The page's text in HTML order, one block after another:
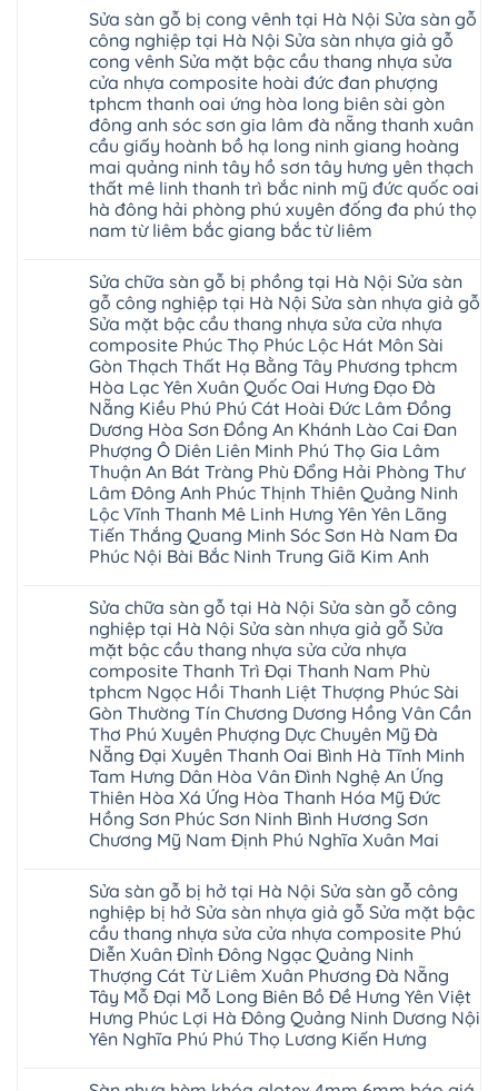
4mm
6mm
8mm
10mm
12mm
tại
nhà
Ziccos
Flortex
Wilson
black
Hobi
wood
Glotex
Kosmos
Hobi
wood
đế
cao
su
IXPE
Hưng
Yên
Sài
Gòn
Ân
Thi
Hoàng
Mai
Mỹ
Hào
Tiên
Lữ
Từ
Liêm
Phù
Cừ
Thanh
Xuân
Kim
Động
Văn
Giang
Cầu
Giấy
Văn
Lâm
tphcm
Khoái
Châu
sửa
chữa
Sửa
sàn
nhựa
giả
gỗ
hèm
khóa
giá
rẻ
4mm
6mm
8mm
10mm
12mm
chịu
nhà
hà
nội
Ziccos
Flortex
Wilson
black
Hobi
wood
Glotex
Kosmos
Hobi
wood
Charm
wood
đế
cao
su
IXPE
Phú
Trì
Thanh
Xuân
Đoan
Hùng
Thanh
Ba
Cầu
Giấy
Hạ
Hòa
Cẩm
Khê
Tây
Hồ
Yên
Lập
Thanh
Ninh
hưng
yên
Lâm
Thao
Tam
Nông
hải
phòng
Thanh
Thủy
Tân
bình
luận
ở
Sửa
sàn
gỗ
bị
ngấm
nước
tại
Hà
Nội
Sửa
sàn
công
Hà
Nội
Sửa
sàn
giả
gỗ
cong
vênh
Sửa
mặt
bậc
cầu
thang
nhựa
sửa
cửa
nhựa
composite
tpHCM
Hoài
Đức
Bình
Dương
Thủ
Đức
Thanh
Xuân
Thái
Nguyên
Phú
Thọ
Bắc
Giang
Long
Biên
Hải
Dương
Bắc
Ninh
Gia
Lâm
Hà
Nam
Hà
Nội
Hưng
Yên
Đông
Anh
Sửa sàn gỗ bị cong vênh tại Hà Nội Sửa sàn gỗ
công nghiệp tại Hà Nội Sửa sàn nhựa giả gỗ
cong vênh Sửa mặt bậc cầu thang nhựa sửa
cửa nhựa composite hoài đức đan phượng
tphcm thanh oai ứng hòa long biên sài gòn
đông anh sóc sơn gia lâm đà nẵng thanh xuân
cầu giấy hoành bồ hạ long ninh giang hoàng
mai quảng ninh tây hồ sơn tây hưng yên thạch
thất mê linh thanh trì bắc ninh mỹ đức quốc oai
hà đông hải phòng phú xuyên đống đa phú thọ
nam từ liêm bắc giang bắc từ liêm
bình
luận
ở
Sửa
sàn
gỗ
bị
cong
vênh
tại
Hà
Nội
Sửa
sàn
gỗ
công
nghiệp
tại
Hà
Nội
nhựa
giả
gỗ
cong
vênh
Sửa
mặt
bậc
cầu
thang
nhựa
sửa
cửa
nhựa
composite
hoài
đức
đan
thanh
oai
ứng
hòa
long
biên
sài
gòn
đông
anh
sóc
sơn
Sửa chữa sàn gỗ bị phồng tại Hà Nội Sửa sàn
gỗ công nghiệp tại Hà Nội Sửa sàn nhựa giả gỗ
Sửa mặt bậc cầu thang nhựa sửa cửa nhựa
composite Phúc Thọ Phúc Lộc Hát Môn Sài
Gòn Thạch Thất Hạ Bằng Tây Phương tphcm
Hòa Lạc Yên Xuân Quốc Oai Hưng Đạo Đà
Nẵng Kiều Phú Phú Cát Hoài Đức Lâm Đồng
Dương Hòa Sơn Đồng An Khánh Lào Cai Đan
Phượng Ô Diên Liên Minh Phú Thọ Gia Lâm
Thuận An Bát Tràng Phù Đổng Hải Phòng Thư
Lâm Đông Anh Phúc Thịnh Thiên Quảng Ninh
Lộc Vĩnh Thanh Mê Linh Hưng Yên Yên Lãng
Tiến Thắng Quang Minh Sóc Sơn Hà Nam Đa
Phúc Nội Bài Bắc Ninh Trung Giã Kim Anh
bình
luận
ở
Sửa
chữa
sàn
gỗ
bị
phồng
tại
Hà
Nội
Sửa
sàn
gỗ
công
nghiệp
Nội
Sửa
sàn
nhựa
giả
gỗ
Sửa
mặt
bậc
cầu
thang
nhựa
nhựa
Sửa chữa sàn gỗ tại Hà Nội Sửa sàn gỗ công
nghiệp tại Hà Nội Sửa sàn nhựa giả gỗ Sửa
mặt bậc cầu thang nhựa sửa cửa nhựa
composite Thanh Trì Đại Thanh Nam Phù
tphcm Ngọc Hồi Thanh Liệt Thượng Phúc Sài
Gòn Thường Tín Chương Dương Hồng Vân Cần
Thơ Phú Xuyên Phượng Dực Chuyên Mỹ Đà
Nẵng Đại Xuyên Thanh Oai Bình Hà Tĩnh Minh
Tam Hưng Dân Hòa Vân Đình Nghệ An Ứng
Thiên Hòa Xá Ứng Hòa Thanh Hóa Mỹ Đức
Hồng Sơn Phúc Sơn Ninh Bình Hương Sơn
Chương Mỹ Nam Định Phú Nghĩa Xuân Mai
bình
luận
ở
Sửa
chữa
sàn
gỗ
tại
Hà
Nội
Sửa
sàn
Sửa sàn gỗ bị hở tại Hà Nội Sửa sàn gỗ công
nghiệp bị hở Sửa sàn nhựa giả gỗ Sửa mặt bậc
cầu thang nhựa sửa cửa nhựa composite Phú
Diễn Xuân Đỉnh Đông Ngạc Quảng Ninh
Thượng Cát Từ Liêm Xuân Phương Đà Nẵng
Tây Mỗ Đại Mỗ Long Biên Bồ Đề Hưng Yên Việt
Hưng Phúc Lợi Hà Đông Quảng Ninh Dương Nội
Yên Nghĩa Phú Phú Thọ Lương Kiến Hưng